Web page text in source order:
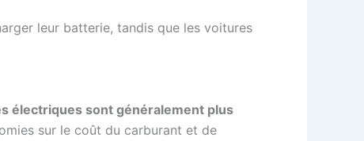
leur batterie, tandis que les voitures
électriques sont généralement plus
sur le coût du carburant et de